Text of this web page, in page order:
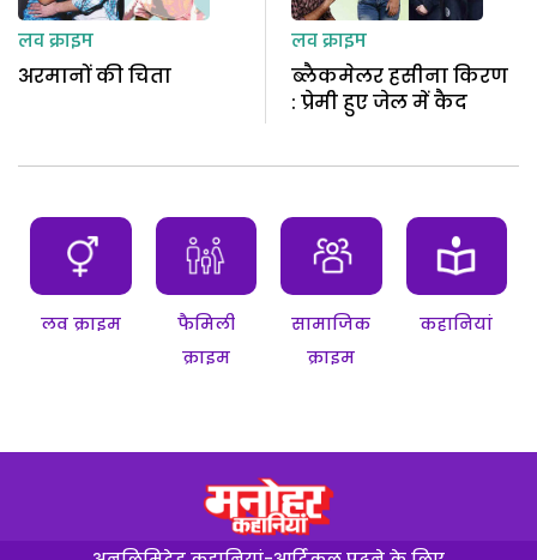
लव क्राइम
अरमानों की चिता
लव क्राइम
ब्लैकमेलर हसीना किरण
: प्रेमी हुए जेल में कैद
लव क्राइम
फैमिली
क्राइम
सामाजिक
क्राइम
कहानियां